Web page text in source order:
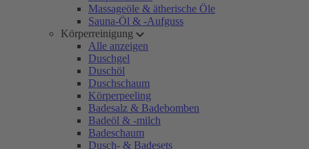
Massageöle & ätherische Öle
Sauna-Öl & -Aufguss
Körperreinigung
Alle anzeigen
Duschgel
Duschöl
Duschschaum
Körperpeeling
Badesalz & Badebomben
Badeöl & -milch
Badeschaum
Dusch- & Badesets